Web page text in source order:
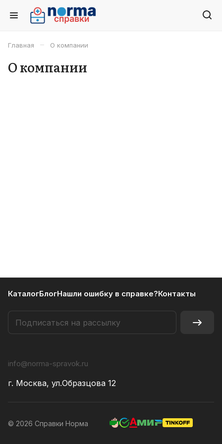
Главная – О компании
О компании
КаталогБлогНашли ошибку в справке?Контакты
info@norma-spravok.ru
г. Москва, ул.Образцова 12
© 2026 Справки Норма